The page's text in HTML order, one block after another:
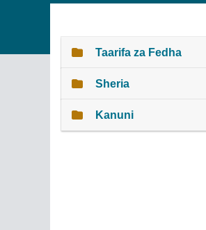
Taarifa za Fedha
Sheria
Kanuni